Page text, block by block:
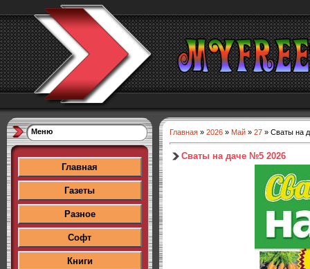
Меню
Главная
Газеты
Разное
Софт
Книги
Главная » 2026 » Май » 27 » Сваты на
Сваты на даче №5 2026